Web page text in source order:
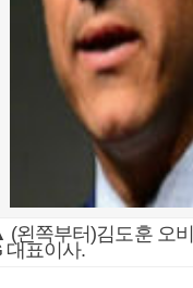
(왼쪽부터)김도훈 오
대표이사.